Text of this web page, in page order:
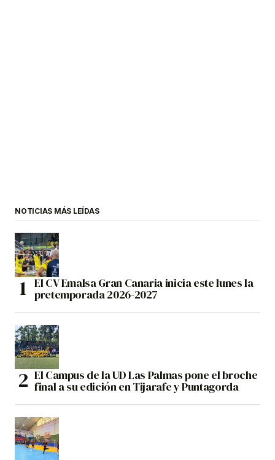
NOTICIAS MÁS LEÍDAS
El CV Emalsa Gran Canaria inicia este lunes la
pretemporada 2026-2027
El Campus de la UD Las Palmas pone el broche
final a su edición en Tijarafe y Puntagorda